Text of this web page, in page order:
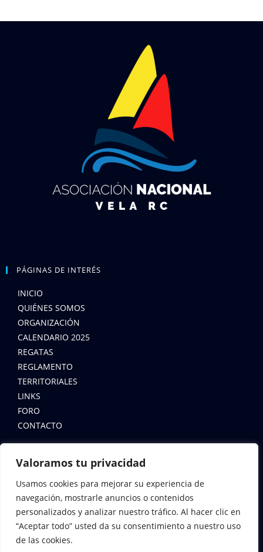
Valoramos tu privacidad
Usamos cookies para mejorar su experiencia de
navegación, mostrarle anuncios o contenidos
personalizados y analizar nuestro tráfico. Al hacer clic en
“Aceptar todo” usted da su consentimiento a nuestro uso
de las cookies.
PÁGINAS DE INTERÉS
INICIO
QUIÉNES SOMOS
ORGANIZACIÓN
CALENDARIO 2025
REGATAS
REGLAMENTO
TERRITORIALES
LINKS
FORO
CONTACTO
LEYES
AVISO LEGAL
POLÍTICA DE COOKIES
POLÍTICA DE PRIVACIDAD
CONTACTA CON NOSOTROS